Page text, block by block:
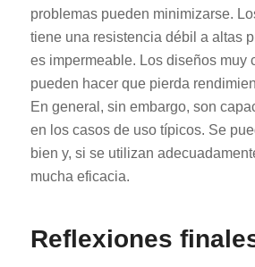
problemas pueden minimizarse.
tiene una resistencia débil a altas
es impermeable. Los diseños muy
pueden hacer que pierda
En general, sin embargo, son
en los casos de uso típicos. Se
bien y, si se utilizan
mucha eficacia.
Reflexiones